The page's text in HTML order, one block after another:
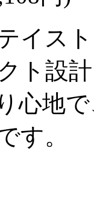
イス
ト設
心地
す。